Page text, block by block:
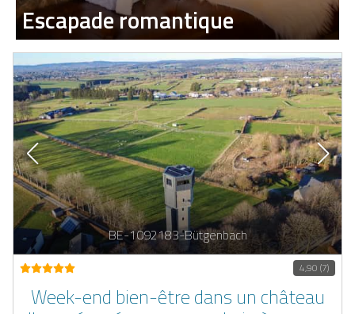
Escapade romantique
BE-1092183-Bütgenbach
4,90 (7)
Week-end bien-être dans un château